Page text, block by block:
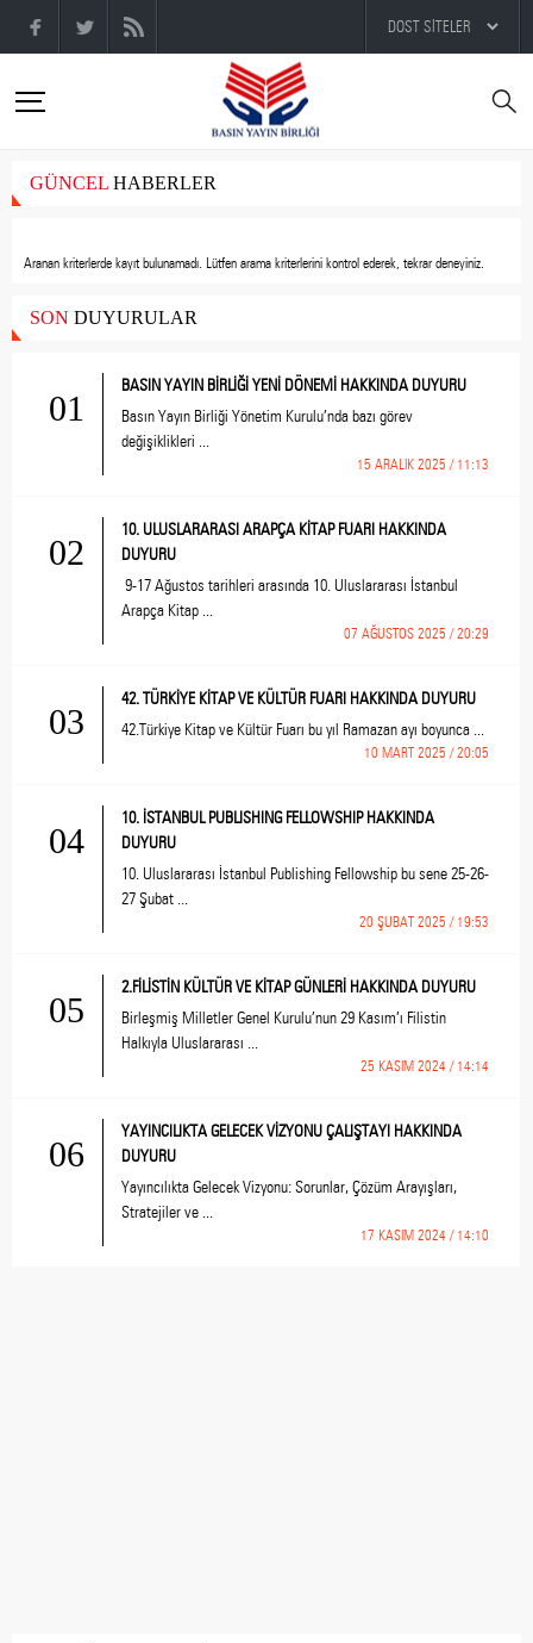
GÜNCEL HABERLER
Aranan kriterlerde kayıt bulunamadı. Lütfen arama kriterlerini kontrol ederek, tekrar deneyiniz.
SON DUYURULAR
01
BASIN YAYIN BİRLİĞİ YENİ DÖNEMİ HAKKINDA DUYURU
Basın Yayın Birliği Yönetim Kurulu’nda bazı görev
değişiklikleri ...
15 ARALIK 2025 / 11:13
02
10. ULUSLARARASI ARAPÇA KİTAP FUARI HAKKINDA
DUYURU
9-17 Ağustos tarihleri arasında 10. Uluslararası İstanbul
Arapça Kitap ...
07 AĞUSTOS 2025 / 20:29
03
42. TÜRKİYE KİTAP VE KÜLTÜR FUARI HAKKINDA DUYURU
42.Türkiye Kitap ve Kültür Fuarı bu yıl Ramazan ayı boyunca ...
10 MART 2025 / 20:05
04
10. İSTANBUL PUBLISHING FELLOWSHIP HAKKINDA
DUYURU
10. Uluslararası İstanbul Publishing Fellowship bu sene 25-26-
27 Şubat ...
20 ŞUBAT 2025 / 19:53
05
2.FİLİSTİN KÜLTÜR VE KİTAP GÜNLERİ HAKKINDA DUYURU
Birleşmiş Milletler Genel Kurulu’nun 29 Kasım’ı Filistin
Halkıyla Uluslararası ...
25 KASIM 2024 / 14:14
06
YAYINCILIKTA GELECEK VİZYONU ÇALIŞTAYI HAKKINDA
DUYURU
Yayıncılıkta Gelecek Vizyonu: Sorunlar, Çözüm Arayışları,
Stratejiler ve ...
17 KASIM 2024 / 14:10